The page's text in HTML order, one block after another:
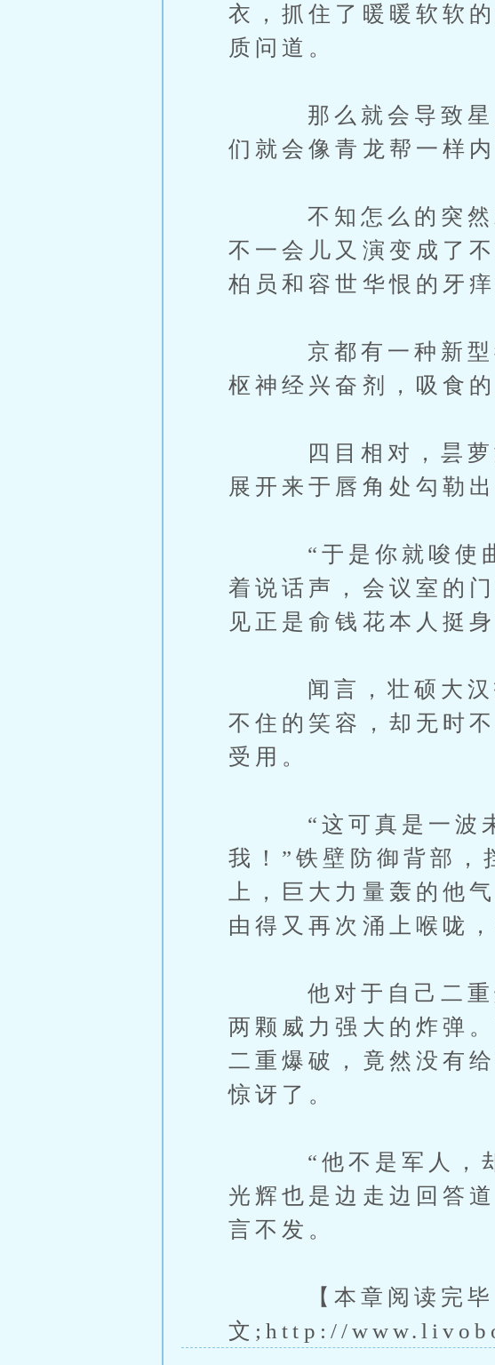
衣，抓住了暖暖软软
质问道。
那么就会导致星月
们就会像青龙帮一样
不知怎么的突然就
不一会儿又演变成了
柏员和容世华恨的牙痒
京都有一种新型毒
枢神经兴奋剂，吸食
四目相对，昙萝渐
展开来于唇角处勾勒
“于是你就唆使曲
着说话声，会议室的
见正是俞钱花本人挺身
闻言，壮硕大汉拍
不住的笑容，却无时
受用。
“这可真是一波未
我！”铁壁防御背部，
上，巨大力量轰的他
由得又再次涌上喉咙
他对于自己二重爆
两颗威力强大的炸弹
二重爆破，竟然没有
惊讶了。
“他不是军人，却
光辉也是边走边回答
言不发。
【本章阅读完毕，
文;http://